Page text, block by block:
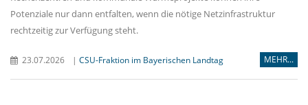
Potenziale nur dann entfalten, wenn die nötige Netzinfrastruktur
rechtzeitig zur Verfügung steht.
23.07.2026 | CSU-Fraktion im Bayerischen Landtag MEHR...